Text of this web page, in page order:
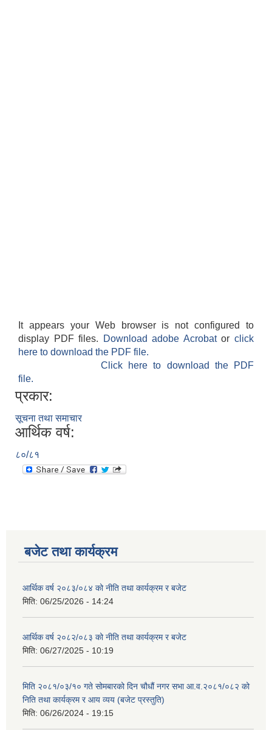
It appears your Web browser is not configured to
display PDF files.
Download adobe Acrobatorclick
here to download the PDF file.
Click here to download the PDF
file.
प्रकार:
सूचना तथा समाचार
आर्थिक वर्ष:
८०/८१
बजेट तथा कार्यक्रम
आर्थिक वर्ष २०८३/०८४ को नीति तथा कार्यक्रम र बजेट
मिति: 06/25/2026 - 14:24
आर्थिक वर्ष २०८२/०८३ को नीति तथा कार्यक्रम र बजेट
मिति: 06/27/2025 - 10:19
मिति २०८१/०३/१० गते सोमबारको दिन चौधौं नगर सभा आ.व.२०८१/०८२ को
निति तथा कार्यक्रम र आय व्यय (बजेट प्रस्तुति)
मिति: 06/26/2024 - 19:15